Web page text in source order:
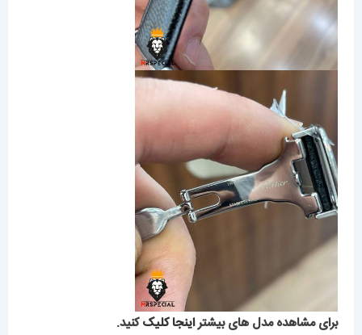
برای مشاهده مدل های بیشتراینجا کلیککنید.